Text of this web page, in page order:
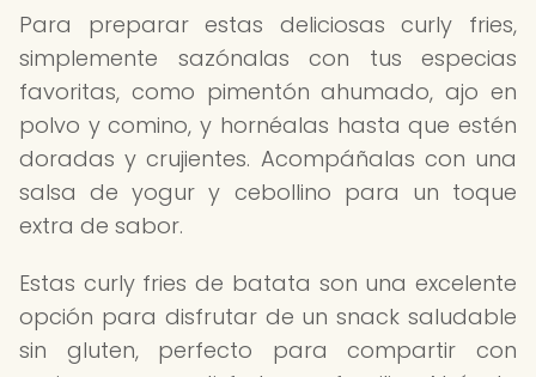
Para preparar estas deliciosas curly fries,
simplemente sazónalas con tus especias
favoritas, como pimentón ahumado, ajo en
polvo y comino, y hornéalas hasta que estén
doradas y crujientes. Acompáñalas con una
salsa de yogur y cebollino para un toque
extra de sabor.
Estas curly fries de batata son una excelente
opción para disfrutar de un snack saludable
sin gluten, perfecto para compartir con